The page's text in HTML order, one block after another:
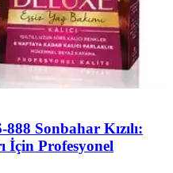
888 Sonbahar Kızılı:
İçin Profesyonel